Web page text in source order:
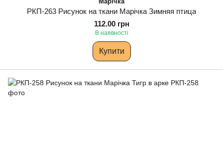
РКП-263 Рисунок на ткани Марічка Зимняя птица
112.00 грн
В наявності
Купити